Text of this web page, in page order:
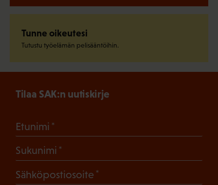
Tunne oikeutesi
Tutustu työelämän pelisääntöihin.
Tilaa SAK:n uutiskirje
Etunimi
Sukunimi
Sähköpostiosoite